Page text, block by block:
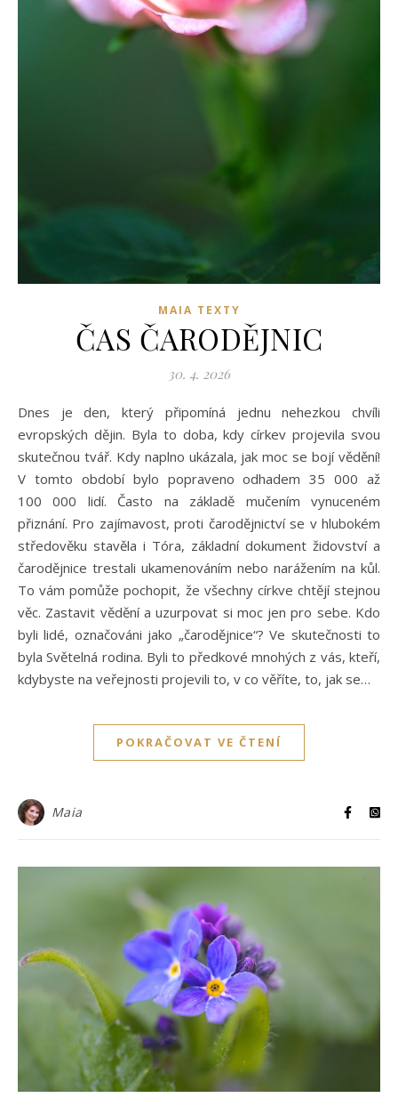
MAIA TEXTY
ČAS ČARODĚJNIC
30. 4. 2026
Dnes je den, který připomíná jednu nehezkou chvíli
evropských dějin. Byla to doba, kdy církev projevila svou
skutečnou tvář. Kdy naplno ukázala, jak moc se bojí vědění!
V tomto období bylo popraveno odhadem 35 000 až
100 000 lidí. Často na základě mučením vynuceném
přiznání. Pro zajímavost, proti čarodějnictví se v hlubokém
středověku stavěla i Tóra, základní dokument židovství a
čarodějnice trestali ukamenováním nebo narážením na kůl.
To vám pomůže pochopit, že všechny církve chtějí stejnou
věc. Zastavit vědění a uzurpovat si moc jen pro sebe. Kdo
byli lidé, označováni jako „čarodějnice“? Ve skutečnosti to
byla Světelná rodina. Byli to předkové mnohých z vás, kteří,
kdybyste na veřejnosti projevili to, v co věříte, to, jak se…
POKRAČOVAT VE ČTENÍ
Maia